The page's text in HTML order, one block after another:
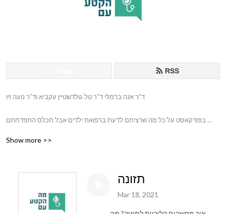
RSS
ד”ר אנה ברמלי ד”ר טל גולדשטיין עקביא וד”ר נועה זיו
בפודקאסט על כל מה שרציתם לדעת ברפואת ילדים אבל תכלס התפדחתם
Show more >>
תזונה
Mar 18, 2021